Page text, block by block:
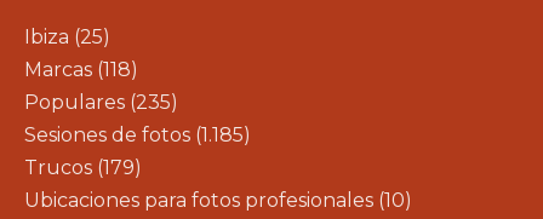
Ibiza (25)
Marcas (118)
Populares (235)
Sesiones de fotos (1.185)
Trucos (179)
Ubicaciones para fotos profesionales (10)